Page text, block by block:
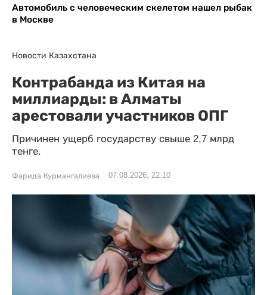
Автомобиль с человеческим скелетом нашел рыбак
в Москве
Новости Казахстана
Контрабанда из Китая на
миллиарды: в Алматы
арестовали участников ОПГ
Причинен ущерб государству свыше 2,7 млрд
тенге.
Фарида Курмангалиева 07.08.2026, 22:10